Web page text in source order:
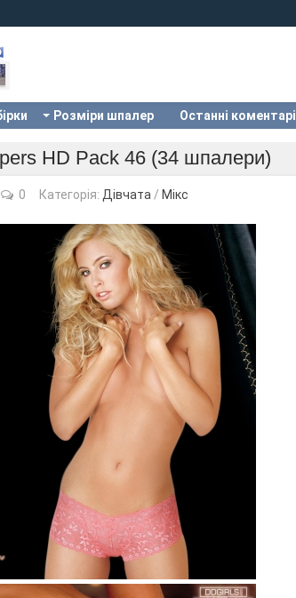
Розміри шпалер Останні коментарі
HD Pack 46 (34 шпалери)
0 Категорія: Дівчата / Мікс